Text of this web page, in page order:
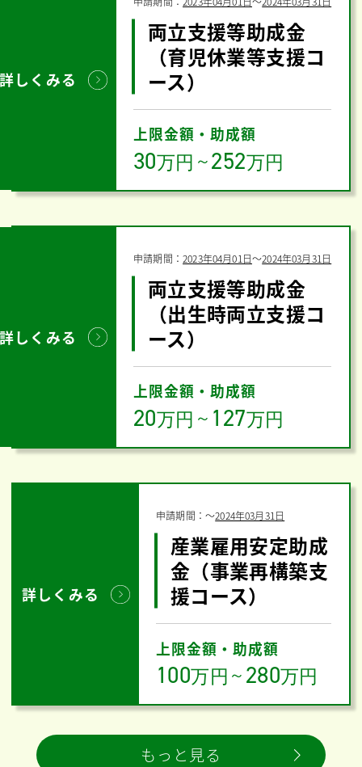
詳しくみる
両立支援等助成金
（育児休業等支援コ
ース）
上限金額・助成額
30万円 ～252万円
詳しくみる
申請期間：2023年04月01日〜2024年03月31日
両立支援等助成金
（出生時両立支援コ
ース）
上限金額・助成額
20万円 ～ 127万円
詳しくみる
申請期間：〜2024年03月31日
産業雇用安定助成
金（事業再構築支
援コース）
上限金額・助成額
100万円 ～ 280万円
もっと見る